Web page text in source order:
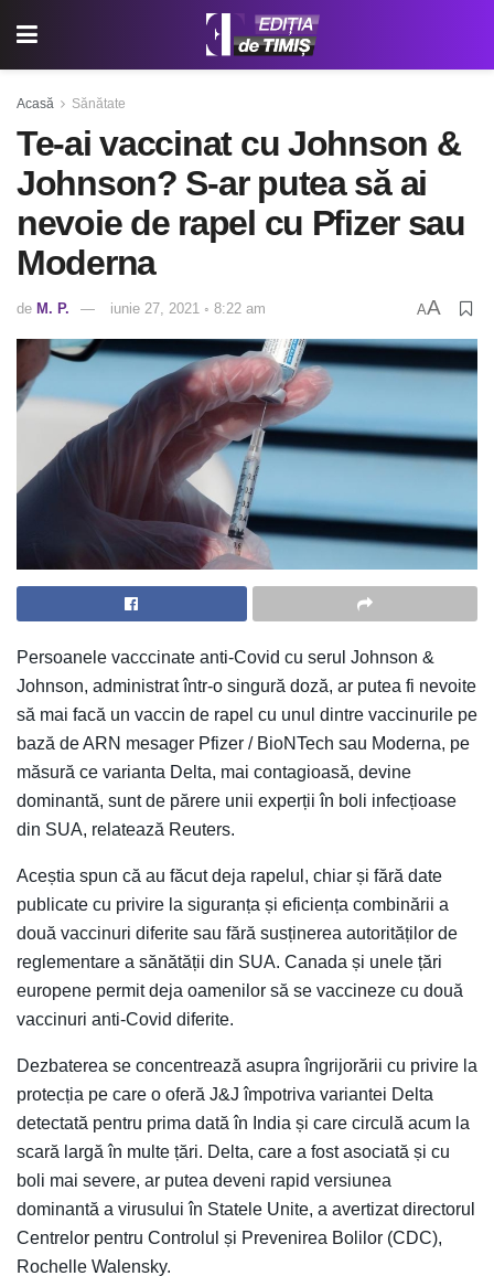
Acasă Sănătate
Te-ai vaccinat cu Johnson &
Johnson? S-ar putea să ai
nevoie de rapel cu Pfizer sau
Moderna
de M. P. iunie 27, 2021 ◦ 8:22 am AA
Persoanele vacccinate anti-Covid cu serul Johnson &
Johnson, administrat într-o singură doză, ar putea fi nevoite
să mai facă un vaccin de rapel cu unul dintre vaccinurile pe
bază de ARN mesager Pfizer / BioNTech sau Moderna, pe
măsură ce varianta Delta, mai contagioasă, devine
dominantă, sunt de părere unii experții în boli infecțioase
din SUA, relatează Reuters.
Aceștia spun că au făcut deja rapelul, chiar și fără date
publicate cu privire la siguranța și eficiența combinării a
două vaccinuri diferite sau fără susținerea autorităților de
reglementare a sănătății din SUA. Canada și unele țări
europene permit deja oamenilor să se vaccineze cu două
vaccinuri anti-Covid diferite.
Dezbaterea se concentrează asupra îngrijorării cu privire la
protecția pe care o oferă J&J împotriva variantei Delta
detectată pentru prima dată în India și care circulă acum la
scară largă în multe țări. Delta, care a fost asociată și cu
boli mai severe, ar putea deveni rapid versiunea
dominantă a virusului în Statele Unite, a avertizat directorul
Centrelor pentru Controlul și Prevenirea Bolilor (CDC),
Rochelle Walensky.